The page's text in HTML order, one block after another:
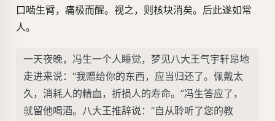
口啮生臂，痛极而醒。视之，则核块消矣。后此遂如常
人。
一天夜晚，冯生一个人睡觉，梦见八大王气宇轩昂地
走进来说：“我赠给你的东西，应当归还了。佩戴太
久，消耗人的精血，折损人的寿命。”冯生答应了，
就留他喝酒。八大王推辞说：“自从聆听了您的教